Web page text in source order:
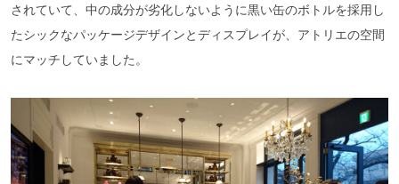
されていて、中の成分が劣化しないように黒い缶のボトルを採用し
たシックなパッケージデザインとディスプレイが、アトリエの空間
にマッチしていました。